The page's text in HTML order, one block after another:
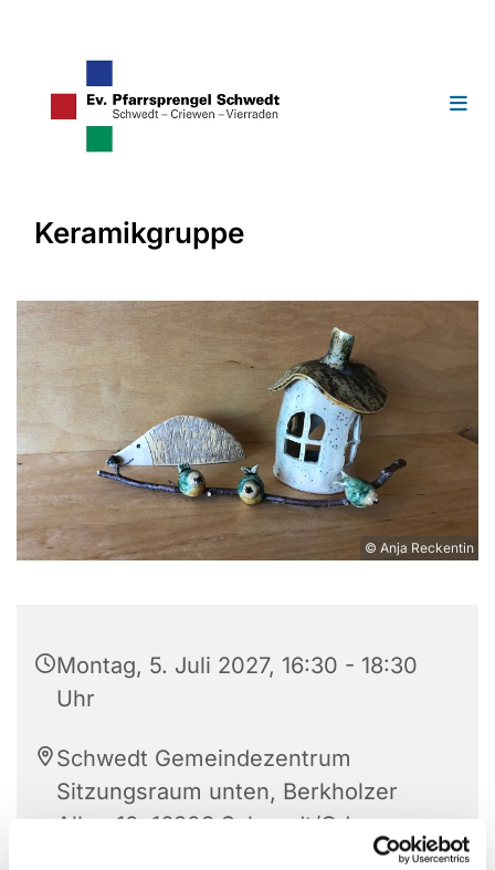
Keramikgruppe
© Anja Reckentin
Montag, 5. Juli 2027, 16:30 - 18:30
Uhr
Schwedt Gemeindezentrum
Sitzungsraum unten, Berkholzer
Allee 10, 16303 Schwedt/Oder